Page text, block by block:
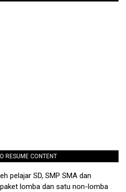
RESUME CONTENT
pelajar SD, SMP SMA dan
lomba dan satu non-lomba